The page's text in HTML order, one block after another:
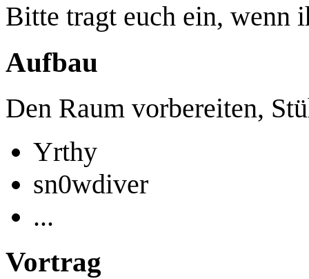
Bitte tragt euch ein, wenn
Aufbau
Den Raum vorbereiten,
Yrthy
sn0wdiver
...
Vortrag